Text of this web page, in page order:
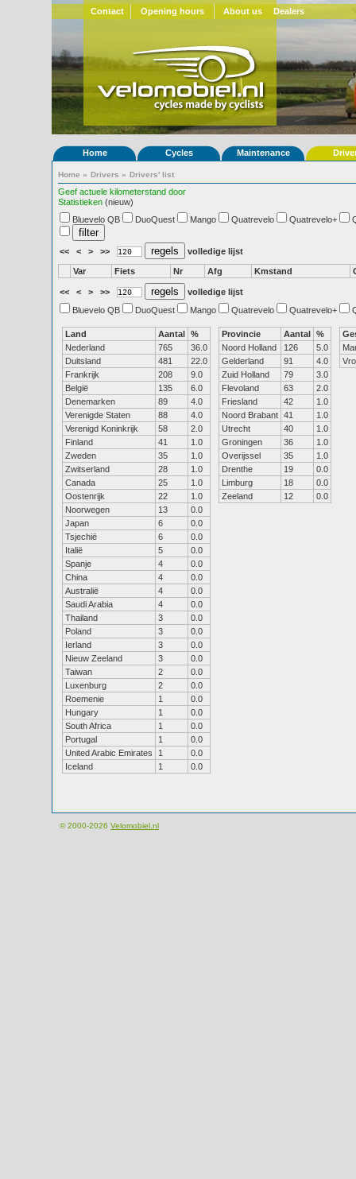
Contact Opening hours About us Dealers
Home Cycles Maintenance
Home » Drivers » Drivers' list
Geef actuele kilometerstand door
Statistieken (nieuw)
Bluevelo QB
DuoQuest Mango Quatrevelo Quatrevelo+
<< < > >> volledige lijst
Var Fiets Nr Afg Kmstand
<< < > >>
volledige lijst
Bluevelo QB
DuoQuest Mango Quatrevelo Quatrevelo+
Land Aantal %
Nederland
765
36.0
Duitsland
481
22.0
Frankrijk
208
9.0
België
135
6.0
Denemarken
89
4.0
Verenigde Staten
88
4.0
Verenigd Koninkrijk
58
2.0
Finland
41
1.0
Zweden
35
1.0
Zwitserland
28
1.0
Canada
25
1.0
Oostenrijk
22
1.0
Noorwegen
13
0.0
Japan
6
0.0
Tsjechië
6
0.0
Italië
5
0.0
Spanje
4
0.0
China
4
0.0
Australië
4
0.0
Saudi Arabia
4
0.0
Thailand
3
0.0
Poland
3
0.0
Ierland
3
0.0
Nieuw Zeeland
3
0.0
Taiwan
2
0.0
Luxenburg
2
0.0
Roemenie
1
0.0
Hungary
1
0.0
South Africa
1
0.0
Portugal
1
0.0
United Arabic Emirates
1
0.0
Iceland
1 0.0
Provincie Aantal %
Noord Holland
126
5.0
Gelderland
91
4.0
Zuid Holland
79
3.0
Flevoland
63
2.0
Friesland
42
1.0
Noord Brabant 41
1.0
Utrecht
40
1.0
Groningen
36
1.0
Overijssel
35
1.0
Drenthe
19
0.0
Limburg
18
0.0
Zeeland
12 0.0
© 2000-2026 Velomobiel.nl